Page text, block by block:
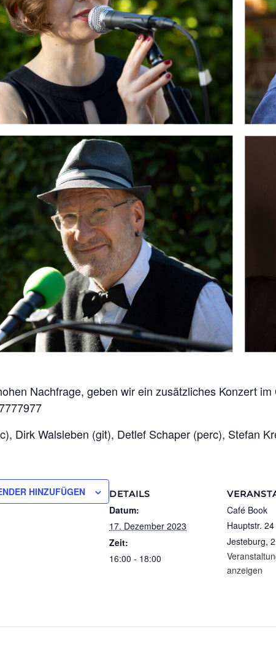
Nachfrage, geben wir ein zusätzliches Konzert
Dirk Walsleben (git), Detlef Schaper (perc), Stefan
HINZUFÜGEN DETAILS
Datum:
17. Dezember 2023
Zeit:
16:00 - 18:00
Café Book
Hauptstr. 24
Jesteburg,
anzeigen